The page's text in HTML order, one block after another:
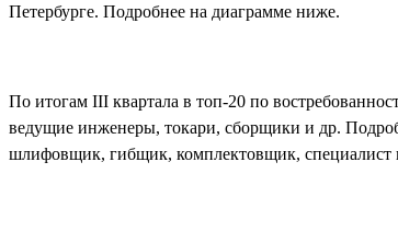
Петербурге. Подробнее на диаграмме ниже.
По итогам III квартала в топ-20 по
ведущие инженеры, токари, сборщики и др.
шлифовщик, гибщик, комплектовщик, специалист